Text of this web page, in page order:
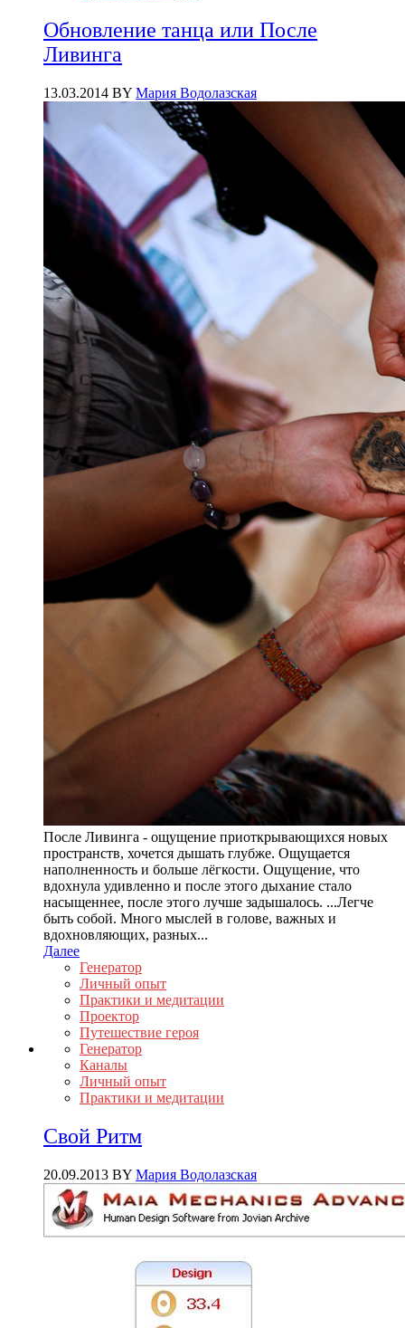
Обновление танца или После
Ливинга
13.03.2014 BY Мария Водолазская
После Ливинга - ощущение приоткрывающихся новых
пространств, хочется дышать глубже. Ощущается
наполненность и больше лёгкости. Ощущение, что
вдохнула удивленно и после этого дыхание стало
насыщеннее, после этого лучше задышалось. ...Легче
быть собой. Много мыслей в голове, важных и
вдохновляющих, разных...
Далее
Генератор
Личный опыт
Практики и медитации
Проектор
Путешествие героя
Генератор
Каналы
Личный опыт
Практики и медитации
Свой Ритм
20.09.2013 BY Мария Водолазская